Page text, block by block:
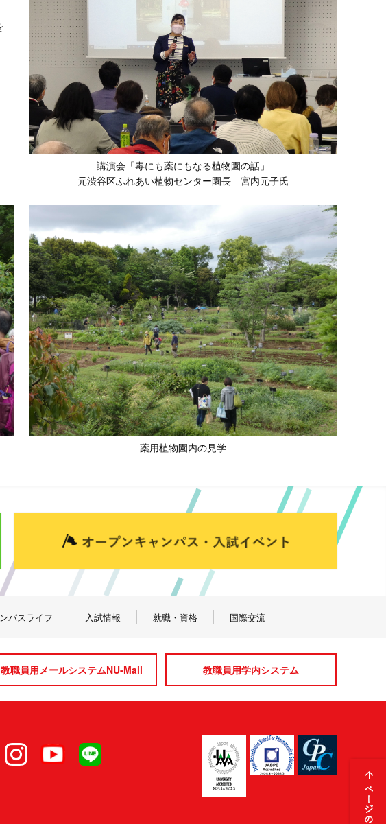
講演会「毒にも薬にもなる植物園の話」
元渋谷区ふれあい植物センター園長 宮内元子氏
薬用植物園内の見学
パスライフ 入試情報 就職・資格 国際交流
教職員用メールシステムNU-Mail 教職員用学内システム